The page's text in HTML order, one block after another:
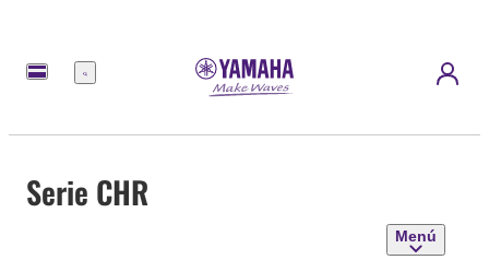
Menú
Serie CHR
Menú